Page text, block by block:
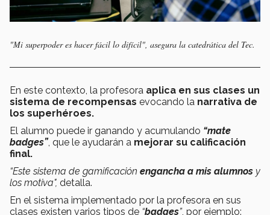
"Mi superpoder es hacer fácil lo difícil", asegura la catedrática del Tec.
En este contexto, la profesora aplica en sus clases un
sistema de recompensas evocando la narrativa de
los superhéroes.
El alumno puede ir ganando y acumulando “mate
badges”, que le ayudarán a mejorar su calificación
final.
“Este sistema de gamificación engancha a mis alumnos y
los motiva", detalla.
En el sistema implementado por la profesora en sus
clases existen varios tipos de “badges”, por ejemplo: